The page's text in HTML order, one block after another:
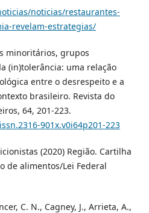
noticias/restaurantes-
revelam-estrategias/
minoritários, grupos
(in)tolerância: uma relação
entre o desrespeito e a
brasileiro. Revista do
64, 201-223.
901x.v0i64p201-223
(2020) Região. Cartilha
de alimentos/Lei Federal
C. N., Cagney, J., Arrieta, A.,